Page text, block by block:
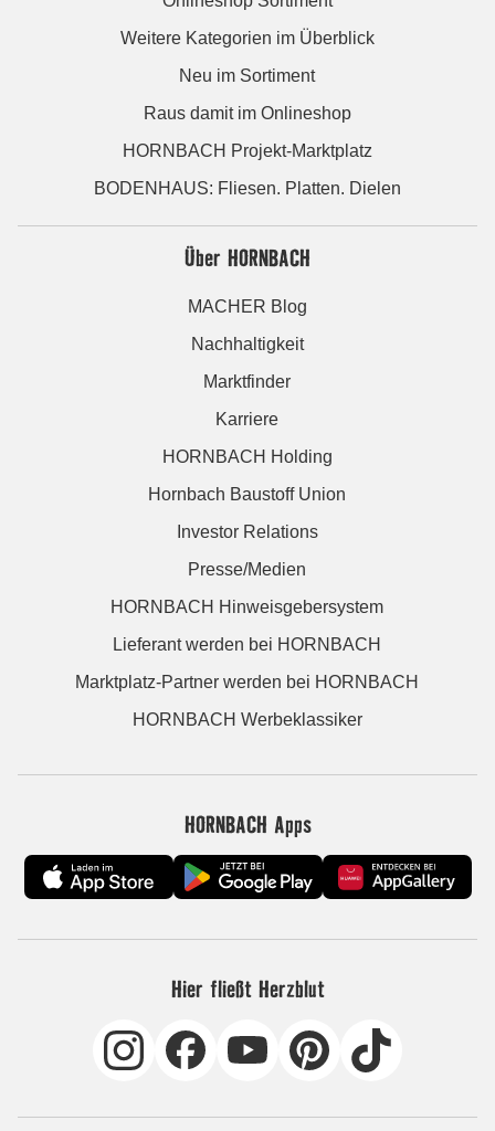
Weitere Kategorien im Überblick
Neu im Sortiment
Raus damit im Onlineshop
HORNBACH Projekt-Marktplatz
BODENHAUS: Fliesen. Platten. Dielen
Über HORNBACH
MACHER Blog
Nachhaltigkeit
Marktfinder
Karriere
HORNBACH Holding
Hornbach Baustoff Union
Investor Relations
Presse/Medien
HORNBACH Hinweisgebersystem
Lieferant werden bei HORNBACH
Marktplatz-Partner werden bei HORNBACH
HORNBACH Werbeklassiker
HORNBACH Apps
Hier fließt Herzblut